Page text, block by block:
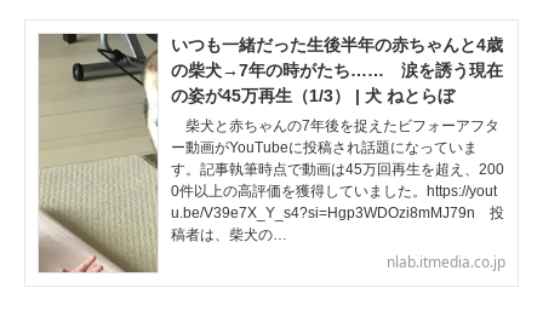
いつも一緒だった生後半年の赤ちゃんと4歳
の柴犬→7年の時がたち…… 涙を誘う現在
の姿が45万再生（1/3） | 犬 ねとらぼ
柴犬と赤ちゃんの7年後を捉えたビフォーアフタ
ー動画がYouTubeに投稿され話題になっていま
す。記事執筆時点で動画は45万回再生を超え、200
0件以上の高評価を獲得していました。https://yout
u.be/V39e7X_Y_s4?si=Hgp3WDOzi8mMJ79n 投
稿者は、柴犬の…
nlab.itmedia.co.jp